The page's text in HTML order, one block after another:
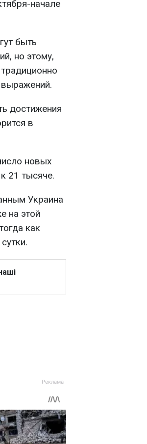
начале
быть
но этому,
достижения
в
новых
21 тысяче.
Украина
на этой
как